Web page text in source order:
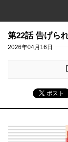
第22話 告げら
2026年04月16日
ポスト